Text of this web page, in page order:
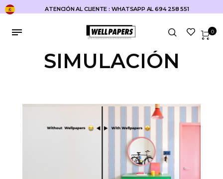
ATENCIÓN AL CLIENTE : WHATSAPP AL 694 258 551
0
SIMULACIÓN